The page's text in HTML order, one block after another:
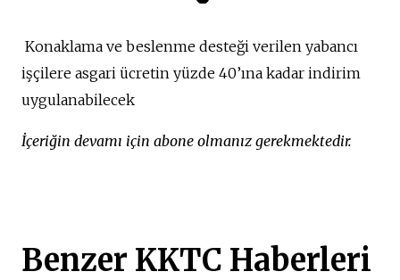
Konaklama ve beslenme desteği verilen yabancı
işçilere asgari ücretin yüzde 40’ına kadar indirim
uygulanabilecek
İçeriğin devamı için abone olmanız gerekmektedir.
Benzer KKTC Haberleri